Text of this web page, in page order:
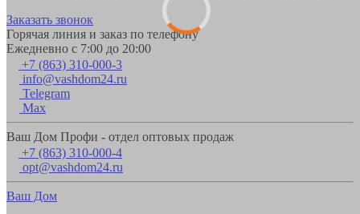
Заказать звонок
Горячая линия и заказ по телефону
Ежедневно с 7:00 до 20:00
+7 (863) 310-000-3
info@vashdom24.ru
Telegram
Max
Ваш Дом Профи - отдел оптовых продаж
+7 (863) 310-000-4
opt@vashdom24.ru
Ваш Дом